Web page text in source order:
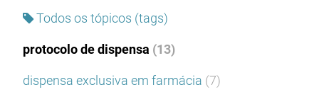
Todos os tópicos (tags)
protocolo de dispensa (13)
dispensa exclusiva em farmácia (7)